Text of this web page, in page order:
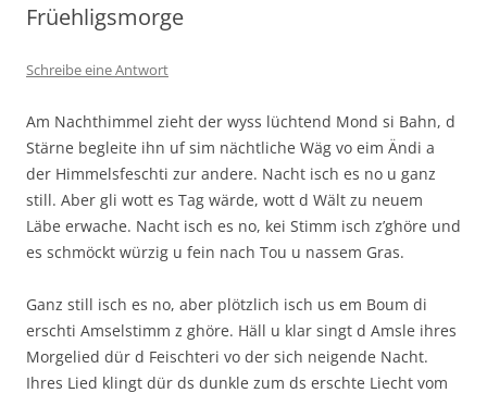
Früehligsmorge
Schreibe eine Antwort
Am Nachthimmel zieht der wyss lüchtend Mond si Bahn, d
Stärne begleite ihn uf sim nächtliche Wäg vo eim Ändi a
der Himmelsfeschti zur andere. Nacht isch es no u ganz
still. Aber gli wott es Tag wärde, wott d Wält zu neuem
Läbe erwache. Nacht isch es no, kei Stimm isch z’ghöre und
es schmöckt würzig u fein nach Tou u nassem Gras.
Ganz still isch es no, aber plötzlich isch us em Boum di
erschti Amselstimm z ghöre. Häll u klar singt d Amsle ihres
Morgelied dür d Feischteri vo der sich neigende Nacht.
Ihres Lied klingt dür ds dunkle zum ds erschte Liecht vom